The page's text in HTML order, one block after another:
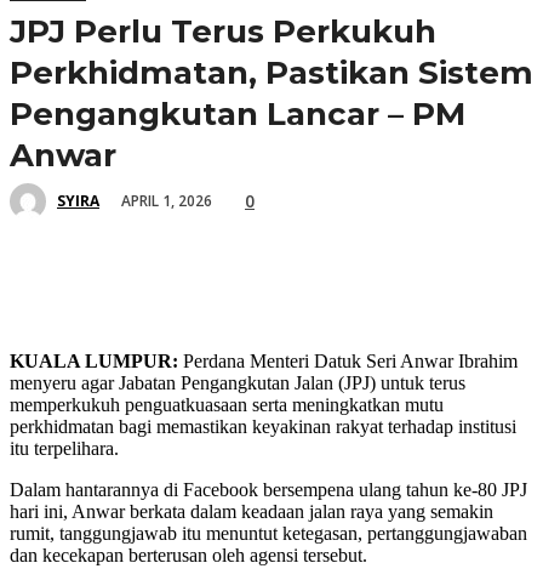
JPJ Perlu Terus Perkukuh
Perkhidmatan, Pastikan Sistem
Pengangkutan Lancar – PM
Anwar
SYIRA APRIL 1, 2026 0
KUALA LUMPUR: Perdana Menteri Datuk Seri Anwar Ibrahim
menyeru agar Jabatan Pengangkutan Jalan (JPJ) untuk terus
memperkukuh penguatkuasaan serta meningkatkan mutu
perkhidmatan bagi memastikan keyakinan rakyat terhadap institusi
itu terpelihara.
Dalam hantarannya di Facebook bersempena ulang tahun ke-80 JPJ
hari ini, Anwar berkata dalam keadaan jalan raya yang semakin
rumit, tanggungjawab itu menuntut ketegasan, pertanggungjawaban
dan kecekapan berterusan oleh agensi tersebut.